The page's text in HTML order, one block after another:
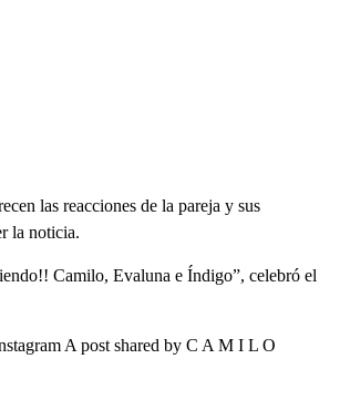
las reacciones de la pareja y sus
la noticia.
Camilo, Evaluna e Índigo”, celebró el
A post shared by C A M I L O